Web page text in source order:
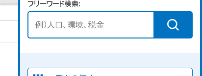
フリーワード検索